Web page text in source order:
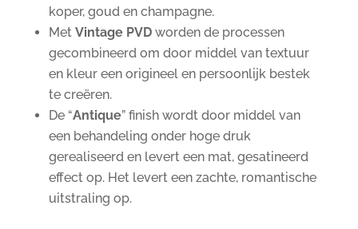
koper, goud en champagne.
Met Vintage PVDworden de processen
gecombineerd om door middel van textuur
en kleur een origineel en persoonlijk bestek
te creëren.
De “Antique” finish wordt door middel van
een behandeling onder hoge druk
gerealiseerd en levert een mat, gesatineerd
effect op. Het levert een zachte, romantische
uitstraling op.